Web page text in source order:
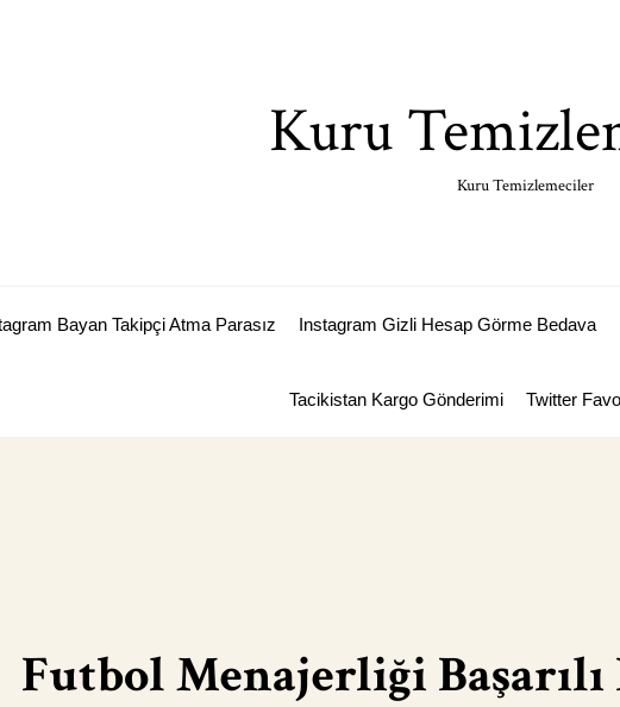
Kuru
Kuru Temizlemeciler
Bayan Takipçi Atma Parasız Instagram Gizli Hesap Görme Bedava
Tacikistan Kargo Gönderimi Twitter
Futbol Menajerliği